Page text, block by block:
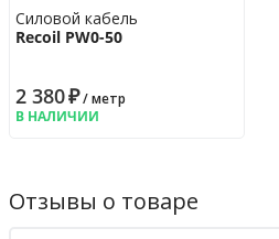
Силовой кабель
Recoil PW0-50
2 380₽/ метр
В НАЛИЧИИ
Отзывы о товаре